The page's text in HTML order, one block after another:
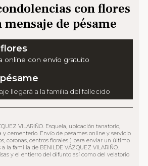
con flores
mensaje de pésame
online con envío gratuito
llegará a la familia del fallecido
VILARIÑO. Esquela, ubicación tanatorio,
y cementerio. Envío de pesames online y servicio
coronas, centros florales..) para enviar un último
la familia de BENILDE VÁZQUEZ VILARIÑO.
y el entierro del difunto así como del velatorio